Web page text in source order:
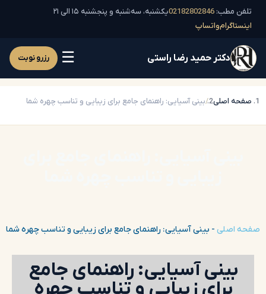
تلفن مطب: 02182802846یکشنبه، سه‌شنبه و پنجشنبه ۱۵ الی ۲۱
اینستاگرامواتساپ
دکتر حمید رضا راستی ☰ رزرو نوبت
صفحه اصلی بینی آسیایی: راهنمای جامع برای زیبایی و تناسب چهره شما
صفحه اصلی - بینی آسیایی: راهنمای جامع برای زیبایی و تناسب چهره شما
بینی آسیایی: راهنمای جامع